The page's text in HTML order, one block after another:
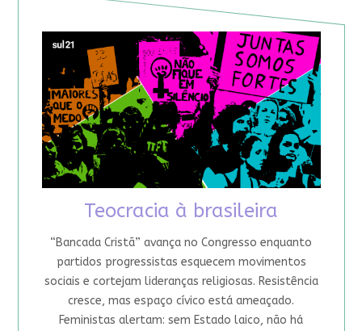
Teocracia à brasileira
“Bancada Cristã” avança no Congresso enquanto
partidos progressistas esquecem movimentos
sociais e cortejam lideranças religiosas. Resistência
cresce, mas espaço cívico está ameaçado.
Feministas alertam: sem Estado laico, não há